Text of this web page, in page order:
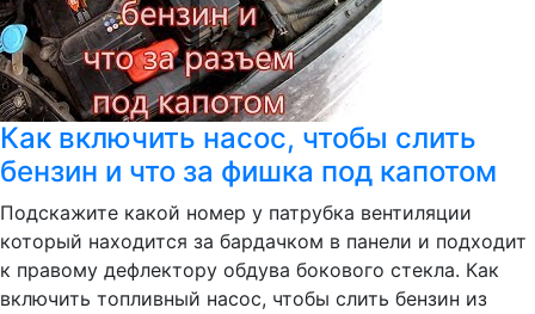
Как включить насос, чтобы слить
бензин и что за фишка под капотом
Подскажите какой номер у патрубка вентиляции
который находится за бардачком в панели и подходит
к правому дефлектору обдува бокового стекла. Как
включить топливный насос, чтобы слить бензин из